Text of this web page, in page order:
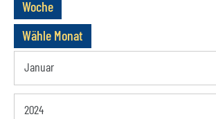
Woche
Wähle Monat